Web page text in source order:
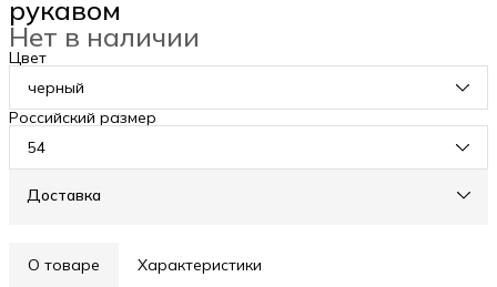
рукавом
Нет в наличии
Цвет
черный
Российский размер
54
Доставка
О товаре Характеристики